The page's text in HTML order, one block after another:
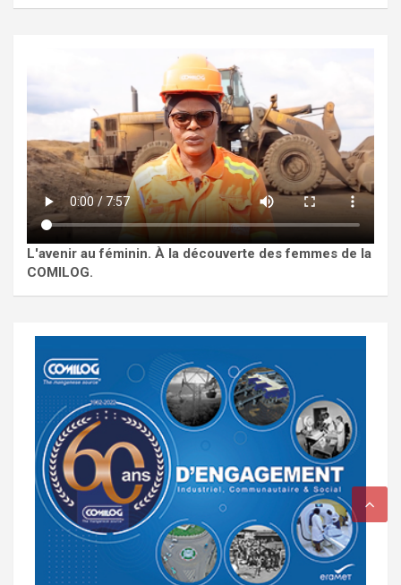
L'avenir au féminin. À la découverte des femmes de la
COMILOG.